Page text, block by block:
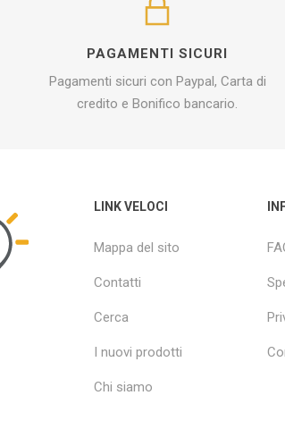
PAGAMENTI SICURI
Pagamenti sicuri con Paypal, Carta di
credito e Bonifico bancario.
LINK VELOCI
Mappa del sito
Contatti
Cerca
I nuovi prodotti
Chi siamo